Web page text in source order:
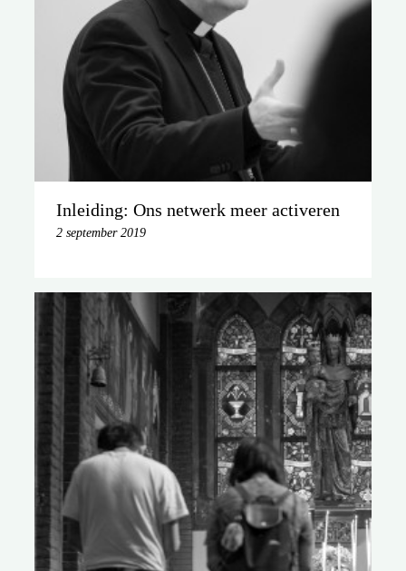
Inleiding: Ons netwerk meer activeren
2 september 2019